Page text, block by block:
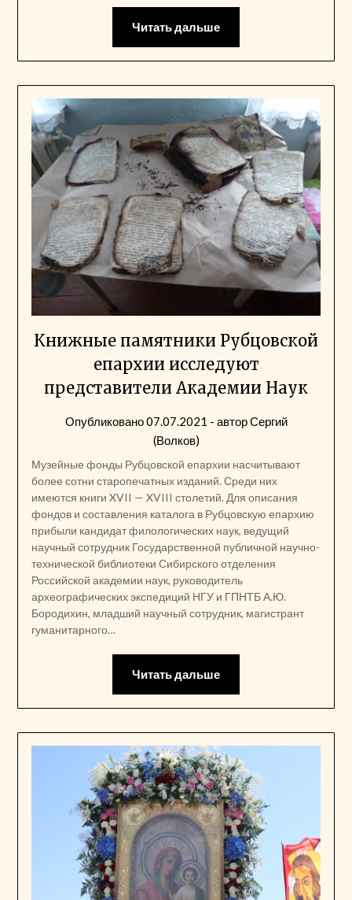
Читать дальше
Книжные памятники Рубцовской
епархии исследуют
представители Академии Наук
Опубликовано07.07.2021 - авторСергий
(Волков)
Музейные фонды Рубцовской епархии насчитывают
более сотни старопечатных изданий. Среди них
имеются книги XVII — XVIII столетий. Для описания
фондов и составления каталога в Рубцовскую епархию
прибыли кандидат филологических наук, ведущий
научный сотрудник Государственной публичной научно-
технической библиотеки Сибирского отделения
Российской академии наук, руководитель
археографических экспедиций НГУ и ГПНТБ А.Ю.
Бородихин, младший научный сотрудник, магистрант
гуманитарного…
Читать дальше